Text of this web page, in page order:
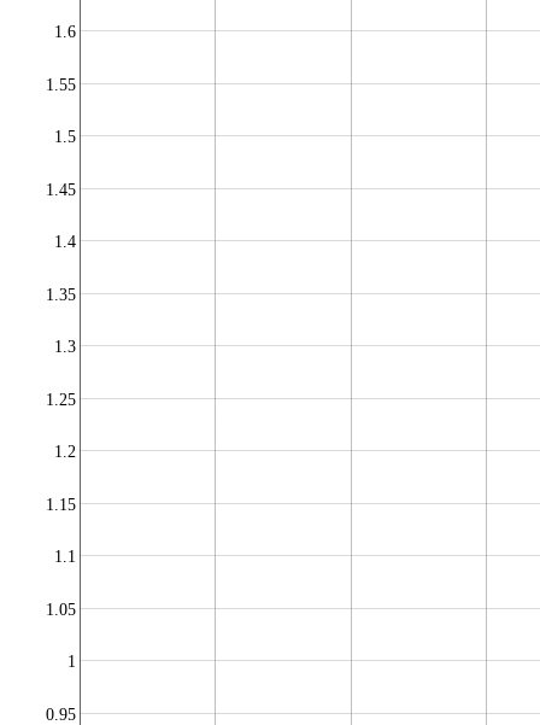
0.95
1
1.05
1.1
1.15
1.2
1.25
1.3
1.35
1.4
1.45
1.5
1.55
1.6